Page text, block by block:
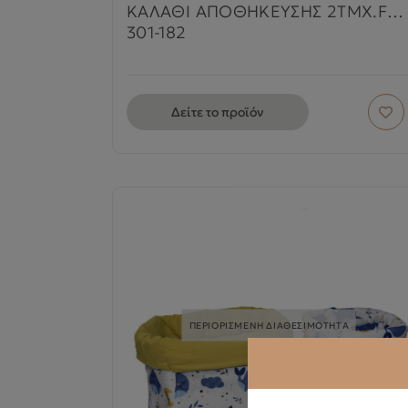
ΚΑΛΑΘΙ ΑΠΟΘΗΚΕΥΣΗΣ 2ΤΜΧ.FOX
301-182
Δείτε το προϊόν
ΠΕΡΙΟΡΙΣΜΕΝΗ ΔΙΑΘΕΣΙΜΟΤΗΤΑ